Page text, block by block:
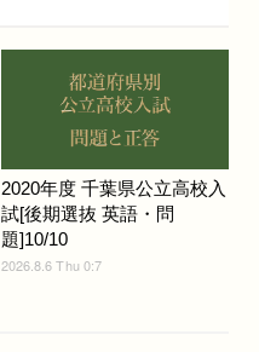
2020年度 千葉県公立高校入
試[後期選抜 英語・問
題]10/10
2026.8.6 Thu 0:7